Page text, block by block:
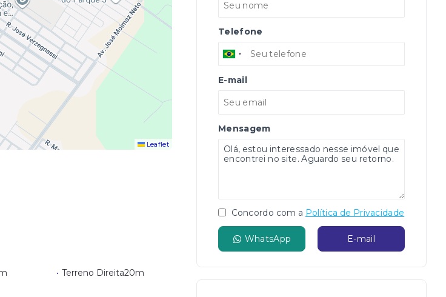
Leaflet
• Terreno Direita20m
Telefone
E-mail
Mensagem
Concordo com a Política de Privacidade
WhatsApp E-mail